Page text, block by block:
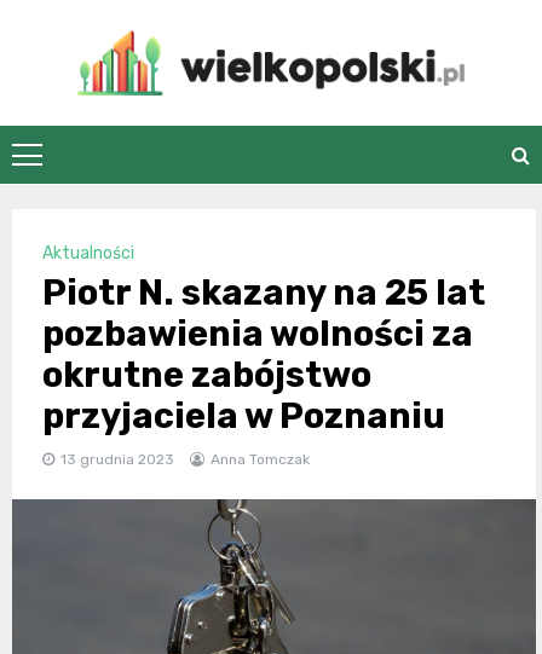
wielkopolski.pl
Aktualności
Piotr N. skazany na 25 lat
pozbawienia wolności za
okrutne zabójstwo
przyjaciela w Poznaniu
13 grudnia 2023 Anna Tomczak